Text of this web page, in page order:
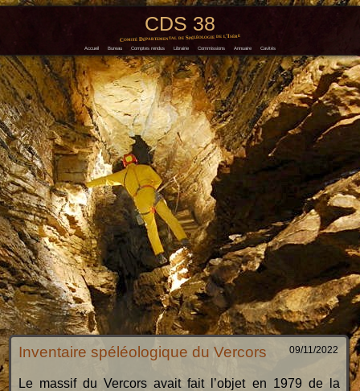
CDS 38
Comité Départemental de Spéléologie de l'Isère
Accueil Bureau Comptes rendus Librairie Commissions Annuaire Cavités
09/11/2022
Inventaire spéléologique du Vercors
Le massif du Vercors avait fait l’objet en 1979 de la